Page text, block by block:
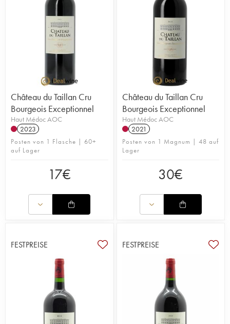
Château du Taillan Cru
Bourgeois Exceptionnel
Haut Médoc AOC
2023
Posten von 1 Flasche | 60+
auf Lager
17€
Château du Taillan Cru
Bourgeois Exceptionnel
Haut Médoc AOC
2021
Posten von 1 Magnum | 48 auf
Lager
30€
FESTPREISE FESTPREISE